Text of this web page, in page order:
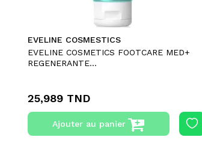
EVELINE COSMESTICS
EVELINE COSMETICS FOOTCARE MED+
REGENERANTE...
25,989 TND
Ajouter au panier